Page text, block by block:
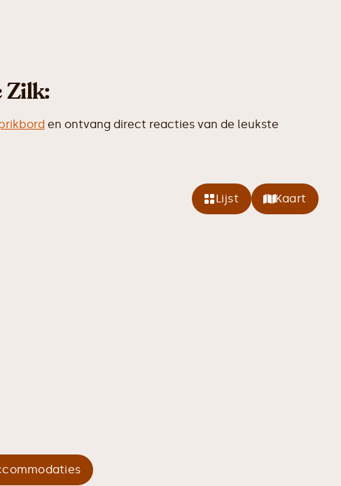
Zilk:
en ontvang direct reacties van de leukste
Lijst Kaart